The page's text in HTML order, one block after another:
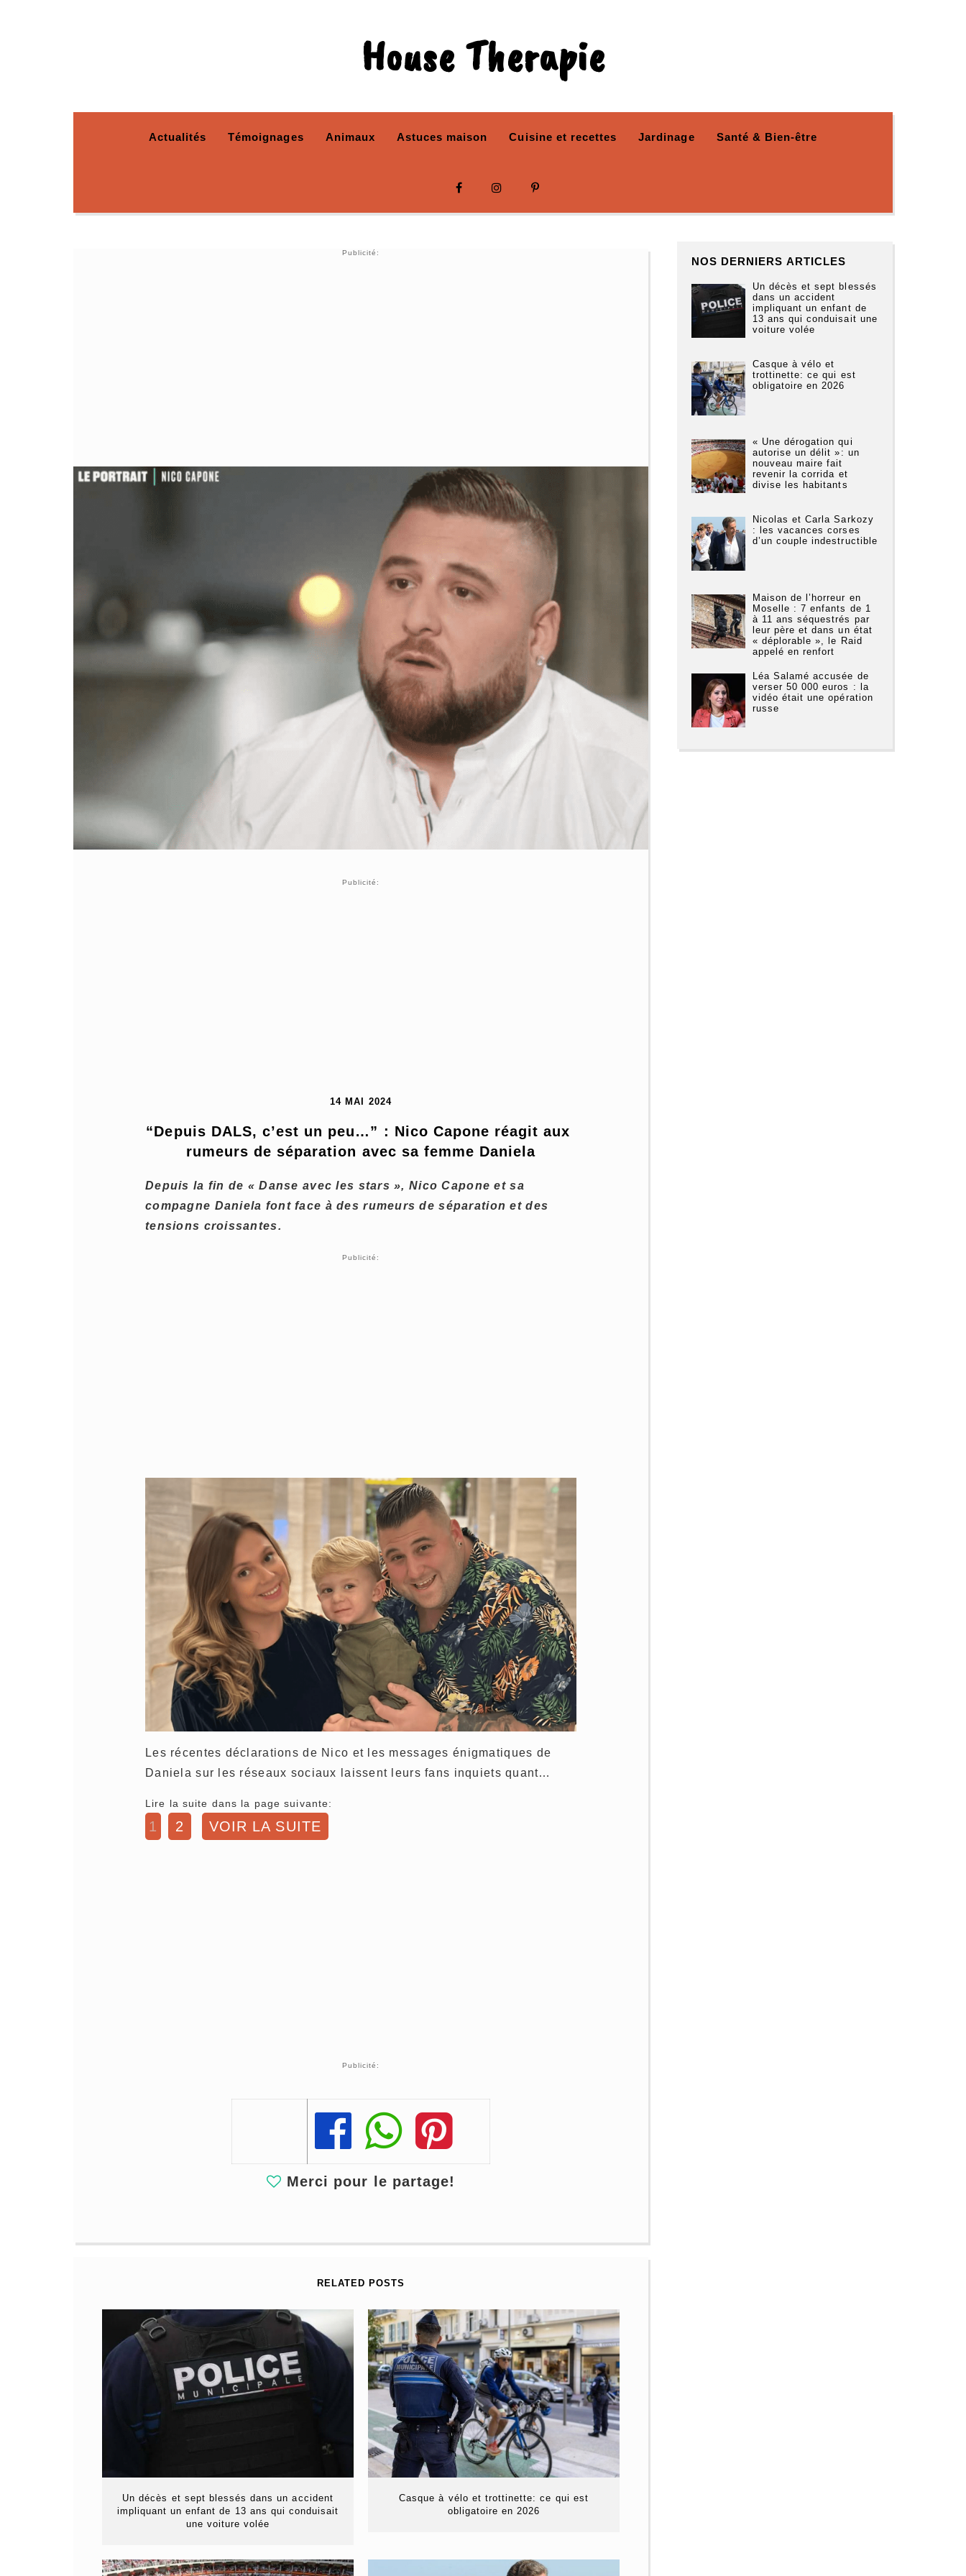
House Therapie
Actualités Témoignages Animaux Astuces maison Cuisine et recettes Jardinage Santé & Bien-être
Publicité:
Publicité:
14 MAI 2024
“Depuis DALS, c’est un peu…” : Nico Capone réagit aux
rumeurs de séparation avec sa femme Daniela
Depuis la fin de « Danse avec les stars », Nico Capone et sa
compagne Daniela font face à des rumeurs de séparation et des
tensions croissantes.
Publicité:
Les récentes déclarations de Nico et les messages énigmatiques de
Daniela sur les réseaux sociaux laissent leurs fans inquiets quant…
Lire la suite dans la page suivante:
1 2 VOIR LA SUITE
Publicité:
Share
Share
Share
Merci pour le partage!
RELATED POSTS
Un décès et sept blessés dans un accident
impliquant un enfant de 13 ans qui conduisait
une voiture volée
Casque à vélo et trottinette: ce qui est
obligatoire en 2026
NOS DERNIERS ARTICLES
Un décès et sept blessés
dans un accident
impliquant un enfant de
13 ans qui conduisait une
voiture volée
Casque à vélo et
trottinette: ce qui est
obligatoire en 2026
« Une dérogation qui
autorise un délit »: un
nouveau maire fait
revenir la corrida et
divise les habitants
Nicolas et Carla Sarkozy
: les vacances corses
d’un couple indestructible
Maison de l’horreur en
Moselle : 7 enfants de 1
à 11 ans séquestrés par
leur père et dans un état
« déplorable », le Raid
appelé en renfort
Léa Salamé accusée de
verser 50 000 euros : la
vidéo était une opération
russe